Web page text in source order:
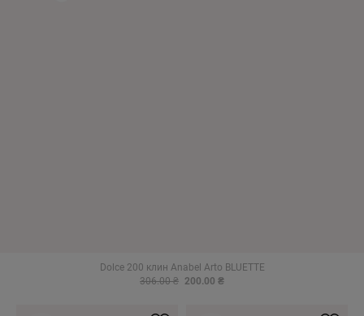
Dolce 200 клин Anabel Arto BLUETTE
306.00 ₴ 200.00 ₴